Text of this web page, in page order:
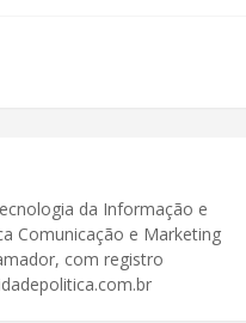
da Informação e
Comunicação e Marketing
com registro